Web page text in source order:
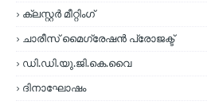
ക്ലസ്റ്റര്‍ മീറ്റിംഗ്
ചാരീസ് മൈഗ്രേഷന്‍ പ്രോജക്ട്
ഡി.ഡി.യു.ജി.കെ.വൈ
ദിനാഘോഷം